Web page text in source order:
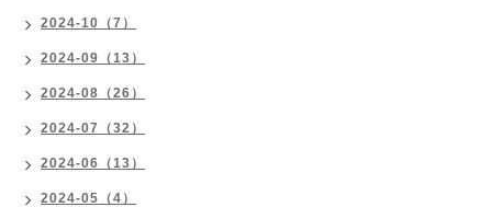
2024-10（7）
2024-09（13）
2024-08（26）
2024-07（32）
2024-06（13）
2024-05（4）